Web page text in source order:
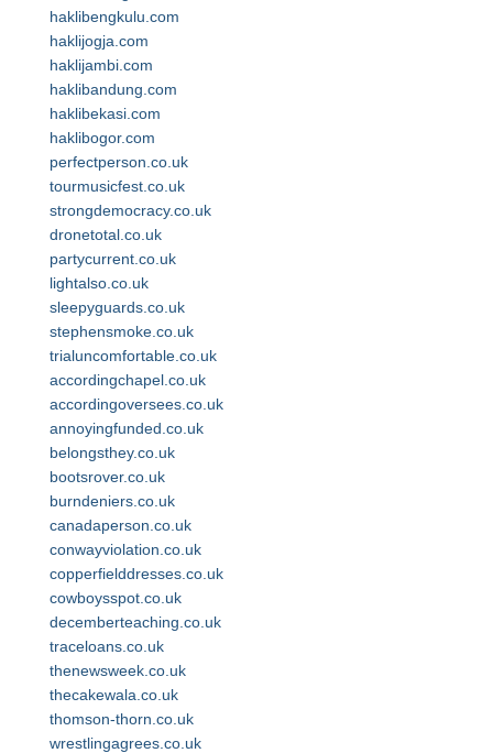
haklibengkulu.com
haklijogja.com
haklijambi.com
haklibandung.com
haklibekasi.com
haklibogor.com
perfectperson.co.uk
tourmusicfest.co.uk
strongdemocracy.co.uk
dronetotal.co.uk
partycurrent.co.uk
lightalso.co.uk
sleepyguards.co.uk
stephensmoke.co.uk
trialuncomfortable.co.uk
accordingchapel.co.uk
accordingoversees.co.uk
annoyingfunded.co.uk
belongsthey.co.uk
bootsrover.co.uk
burndeniers.co.uk
canadaperson.co.uk
conwayviolation.co.uk
copperfielddresses.co.uk
cowboysspot.co.uk
decemberteaching.co.uk
traceloans.co.uk
thenewsweek.co.uk
thecakewala.co.uk
thomson-thorn.co.uk
wrestlingagrees.co.uk